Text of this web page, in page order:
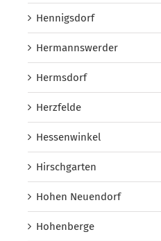
Hennigsdorf
Hermannswerder
Hermsdorf
Herzfelde
Hessenwinkel
Hirschgarten
Hohen Neuendorf
Hohenberge